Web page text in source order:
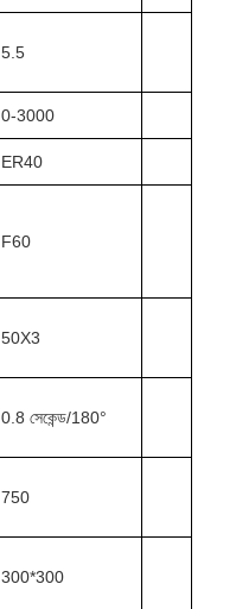
5.5
0-3000
ER40
F60
50X3
0.8 সেকেন্ড/180°
750
300*300